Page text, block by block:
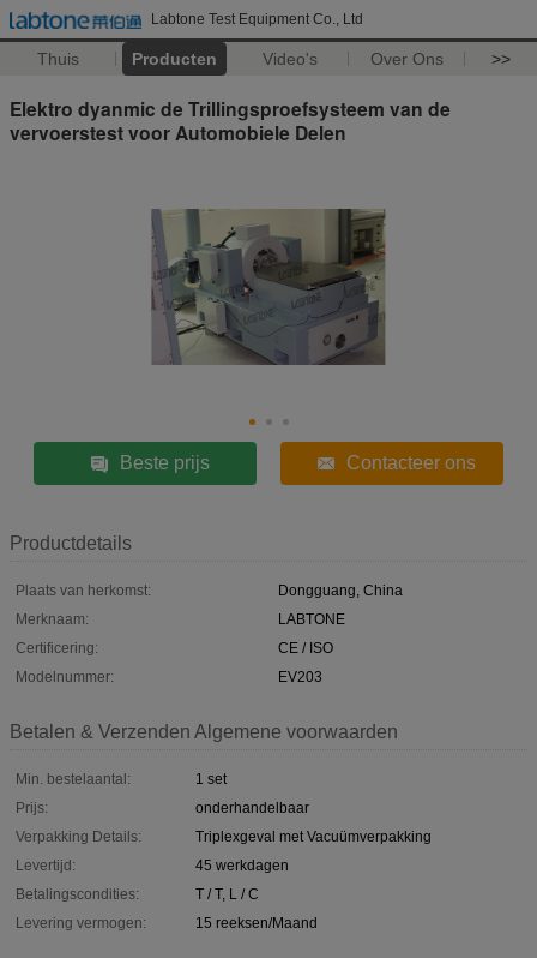
Labtone Test Equipment Co., Ltd
Thuis Producten Video's Over Ons >>
Elektro dyanmic de Trillingsproefsysteem van de
vervoerstest voor Automobiele Delen
Beste prijs Contacteer ons
Productdetails
Plaats van herkomst:
Dongguang, China
Merknaam:
LABTONE
Certificering:
CE / ISO
Modelnummer:
EV203
Betalen & Verzenden Algemene voorwaarden
Min. bestelaantal:
1 set
Prijs:
onderhandelbaar
Verpakking Details:
Triplexgeval met Vacuümverpakking
Levertijd:
45 werkdagen
Betalingscondities:
T / T, L / C
Levering vermogen:
15 reeksen/Maand